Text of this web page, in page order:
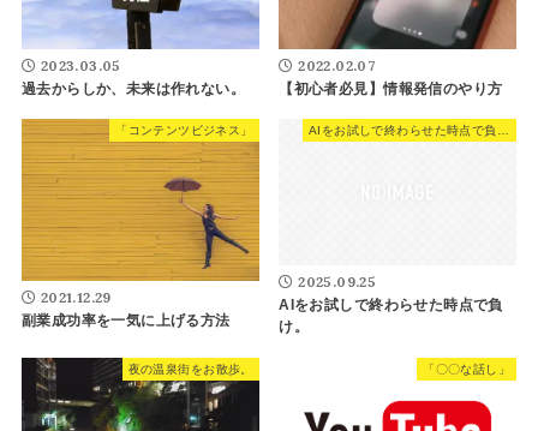
2023.03.05
過去からしか、未来は作れない。
2022.02.07
【初心者必見】情報発信のやり方
「コンテンツビジネス」
2021.12.29
副業成功率を一気に上げる方法
2025.09.25
AIをお試しで終わらせた時点で負
け。
夜の温泉街をお散歩。 「〇〇な話し」